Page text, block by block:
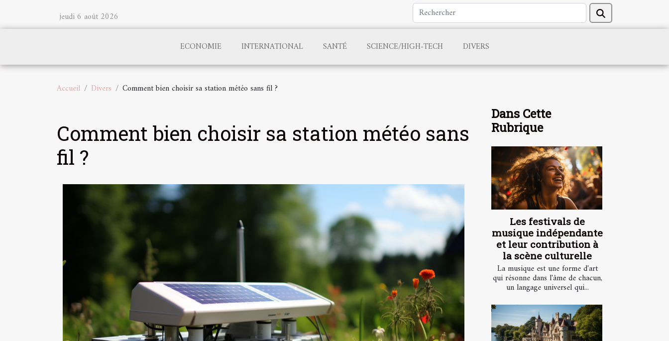
jeudi 6 août 2026
ECONOMIE INTERNATIONAL SANTÉ SCIENCE/HIGH-TECH DIVERS
Accueil Divers Comment bien choisir sa station météo sans fil ?
Comment bien choisir sa station météo sans
fil ?
Dans Cette
Rubrique
Les festivals de
musique indépendante
et leur contribution à
la scène culturelle
La musique est une forme d'art
qui résonne dans l'âme de chacun,
un langage universel qui...